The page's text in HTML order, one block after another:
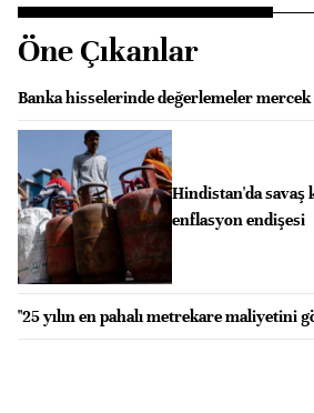
Öne Çıkanlar
Banka hisselerinde değerlemeler mercek
Hindistan'da savaş
enflasyon endişesi
"25 yılın en pahalı metrekare maliyetini